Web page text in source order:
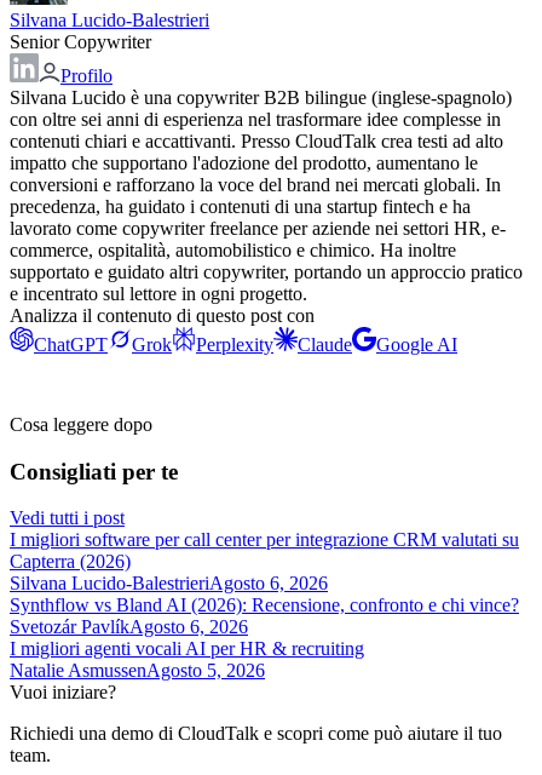
Silvana Lucido-Balestrieri
Senior Copywriter
Profilo
Silvana Lucido è una copywriter B2B bilingue (inglese-spagnolo)
con oltre sei anni di esperienza nel trasformare idee complesse in
contenuti chiari e accattivanti. Presso CloudTalk crea testi ad alto
impatto che supportano l'adozione del prodotto, aumentano le
conversioni e rafforzano la voce del brand nei mercati globali. In
precedenza, ha guidato i contenuti di una startup fintech e ha
lavorato come copywriter freelance per aziende nei settori HR, e-
commerce, ospitalità, automobilistico e chimico. Ha inoltre
supportato e guidato altri copywriter, portando un approccio pratico
e incentrato sul lettore in ogni progetto.
Analizza il contenuto di questo post con
ChatGPT
Grok Perplexity Claude Google AI
Cosa leggere dopo
Consigliati per te
Vedi tutti i post
I migliori software per call center per integrazione CRM valutati su
Capterra (2026)
Silvana Lucido-BalestrieriAgosto 6, 2026
Synthflow vs Bland AI (2026): Recensione, confronto e chi vince?
Svetozár PavlíkAgosto 6, 2026
I migliori agenti vocali AI per HR & recruiting
Natalie AsmussenAgosto 5, 2026
Vuoi iniziare?
Richiedi una demo di CloudTalk e scopri come può aiutare il tuo
team.